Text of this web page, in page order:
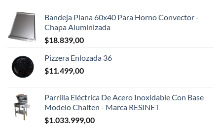
Bandeja Plana 60x40 Para Horno Convector -
Chapa Aluminizada
$18.839,00
Pizzera Enlozada 36
$11.499,00
Parrilla Eléctrica De Acero Inoxidable Con Base
Modelo Chalten - Marca RESINET
$1.033.999,00